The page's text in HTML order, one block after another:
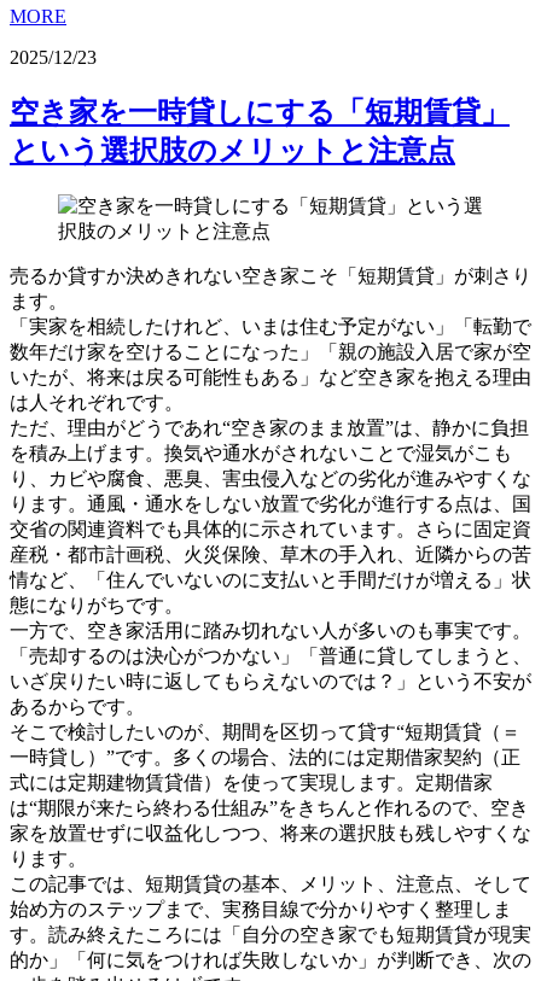
MORE
2025/12/23
空き家を一時貸しにする「短期賃貸」
という選択肢のメリットと注意点
売るか貸すか決めきれない空き家こそ「短期賃貸」が刺さり
ます。
「実家を相続したけれど、いまは住む予定がない」「転勤で
数年だけ家を空けることになった」「親の施設入居で家が空
いたが、将来は戻る可能性もある」など空き家を抱える理由
は人それぞれです。
ただ、理由がどうであれ“空き家のまま放置”は、静かに負担
を積み上げます。換気や通水がされないことで湿気がこも
り、カビや腐食、悪臭、害虫侵入などの劣化が進みやすくな
ります。通風・通水をしない放置で劣化が進行する点は、国
交省の関連資料でも具体的に示されています。さらに固定資
産税・都市計画税、火災保険、草木の手入れ、近隣からの苦
情など、「住んでいないのに支払いと手間だけが増える」状
態になりがちです。
一方で、空き家活用に踏み切れない人が多いのも事実です。
「売却するのは決心がつかない」「普通に貸してしまうと、
いざ戻りたい時に返してもらえないのでは？」という不安が
あるからです。
そこで検討したいのが、期間を区切って貸す“短期賃貸（＝
一時貸し）”です。多くの場合、法的には定期借家契約（正
式には定期建物賃貸借）を使って実現します。定期借家
は“期限が来たら終わる仕組み”をきちんと作れるので、空き
家を放置せずに収益化しつつ、将来の選択肢も残しやすくな
ります。
この記事では、短期賃貸の基本、メリット、注意点、そして
始め方のステップまで、実務目線で分かりやすく整理しま
す。読み終えたころには「自分の空き家でも短期賃貸が現実
的か」「何に気をつければ失敗しないか」が判断でき、次の